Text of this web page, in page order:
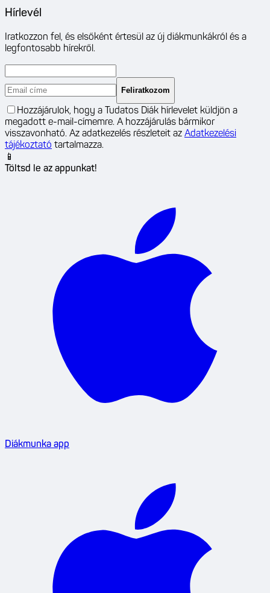
Hírlevél
Iratkozzon fel, és elsőként értesül az új diákmunkákról és a
legfontosabb hírekről.
Feliratkozom
Hozzájárulok, hogy a Tudatos Diák hírlevelet küldjön a
megadott e-mail-címemre. A hozzájárulás bármikor
visszavonható. Az adatkezelés részleteit az Adatkezelési
tájékoztató tartalmazza.
📱
Töltsd le az appunkat!
Diákmunka app